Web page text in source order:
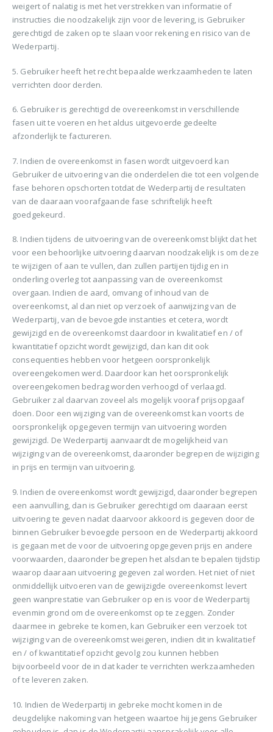
weigert of nalatig is met het verstrekken van informatie of
instructies die noodzakelijk zijn voor de levering, is Gebruiker
gerechtigd de zaken op te slaan voor rekening en risico van de
Wederpartij.
5. Gebruiker heeft het recht bepaalde werkzaamheden te laten
verrichten door derden.
6. Gebruiker is gerechtigd de overeenkomst in verschillende
fasen uit te voeren en het aldus uitgevoerde gedeelte
afzonderlijk te factureren.
7. Indien de overeenkomst in fasen wordt uitgevoerd kan
Gebruiker de uitvoering van die onderdelen die tot een volgende
fase behoren opschorten totdat de Wederpartij de resultaten
van de daaraan voorafgaande fase schriftelijk heeft
goedgekeurd.
8. Indien tijdens de uitvoering van de overeenkomst blijkt dat het
voor een behoorlijke uitvoering daarvan noodzakelijk is om deze
te wijzigen of aan te vullen, dan zullen partijen tijdig en in
onderling overleg tot aanpassing van de overeenkomst
overgaan. Indien de aard, omvang of inhoud van de
overeenkomst, al dan niet op verzoek of aanwijzing van de
Wederpartij, van de bevoegde instanties et cetera, wordt
gewijzigd en de overeenkomst daardoor in kwalitatief en / of
kwantitatief opzicht wordt gewijzigd, dan kan dit ook
consequenties hebben voor hetgeen oorspronkelijk
overeengekomen werd. Daardoor kan het oorspronkelijk
overeengekomen bedrag worden verhoogd of verlaagd.
Gebruiker zal daarvan zoveel als mogelijk vooraf prijsopgaaf
doen. Door een wijziging van de overeenkomst kan voorts de
oorspronkelijk opgegeven termijn van uitvoering worden
gewijzigd. De Wederpartij aanvaardt de mogelijkheid van
wijziging van de overeenkomst, daaronder begrepen de wijziging
in prijs en termijn van uitvoering.
9. Indien de overeenkomst wordt gewijzigd, daaronder begrepen
een aanvulling, dan is Gebruiker gerechtigd om daaraan eerst
uitvoering te geven nadat daarvoor akkoord is gegeven door de
binnen Gebruiker bevoegde persoon en de Wederpartij akkoord
is gegaan met de voor de uitvoering opgegeven prijs en andere
voorwaarden, daaronder begrepen het alsdan te bepalen tijdstip
waarop daaraan uitvoering gegeven zal worden. Het niet of niet
onmiddellijk uitvoeren van de gewijzigde overeenkomst levert
geen wanprestatie van Gebruiker op en is voor de Wederpartij
evenmin grond om de overeenkomst op te zeggen. Zonder
daarmee in gebreke te komen, kan Gebruiker een verzoek tot
wijziging van de overeenkomst weigeren, indien dit in kwalitatief
en / of kwantitatief opzicht gevolg zou kunnen hebben
bijvoorbeeld voor de in dat kader te verrichten werkzaamheden
of te leveren zaken.
10. Indien de Wederpartij in gebreke mocht komen in de
deugdelijke nakoming van hetgeen waartoe hij jegens Gebruiker